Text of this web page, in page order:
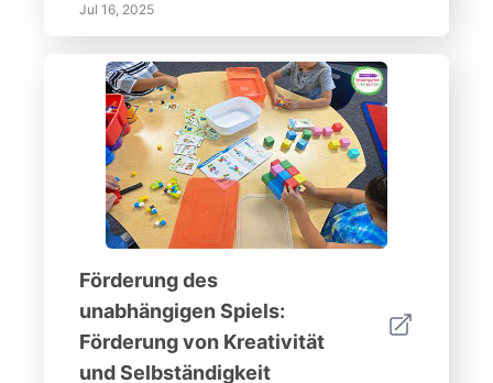
Jul 16, 2025
Förderung des
unabhängigen Spiels:
Förderung von Kreativität
und Selbständigkeit